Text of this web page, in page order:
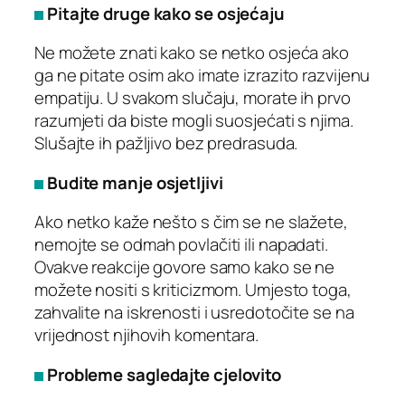
Pitajte druge kako se osjećaju
Ne možete znati kako se netko osjeća ako
ga ne pitate osim ako imate izrazito razvijenu
empatiju. U svakom slučaju, morate ih prvo
razumjeti da biste mogli suosjećati s njima.
Slušajte ih pažljivo bez predrasuda.
Budite manje osjetljivi
Ako netko kaže nešto s čim se ne slažete,
nemojte se odmah povlačiti ili napadati.
Ovakve reakcije govore samo kako se ne
možete nositi s kriticizmom. Umjesto toga,
zahvalite na iskrenosti i usredotočite se na
vrijednost njihovih komentara.
Probleme sagledajte cjelovito